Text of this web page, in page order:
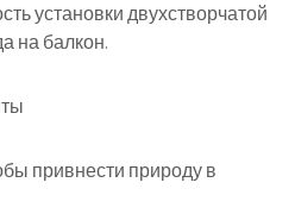
установки двухстворчатой
на балкон.
привнести природу в